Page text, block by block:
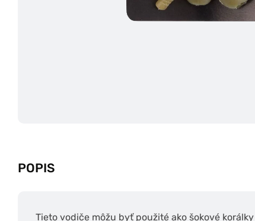
POPIS
Tieto vodiče môžu byť použité ako šokové